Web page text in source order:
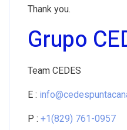
Thank you.
Grupo
Team CEDES
E :
P : +1(829) 761-0957